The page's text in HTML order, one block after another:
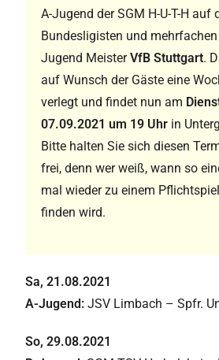
A-Jugend der SGM H-U-T-H auf
Bundesligisten und
Jugend MeisterVfB Stuttgart.
auf Wunsch der Gäste eine
verlegt und findet nun am
07.09.2021 um 19 Uhr in
Bitte halten Sie sich diesen
frei, denn wer weiß, wann so
mal wieder zu einem
finden wird.
Sa, 21.08.2021
A-Jugend: JSV Limbach – Spfr.
So, 29.08.2021